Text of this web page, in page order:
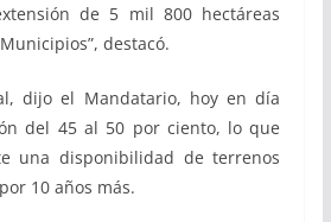
de 5 mil 800 hectáreas
destacó.
dijo el Mandatario, hoy en día
del 45 al 50 por ciento, lo que
una disponibilidad de terrenos
10 años más.